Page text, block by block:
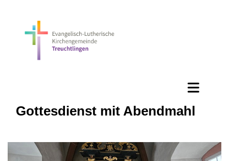
Gottesdienst mit Abendmahl